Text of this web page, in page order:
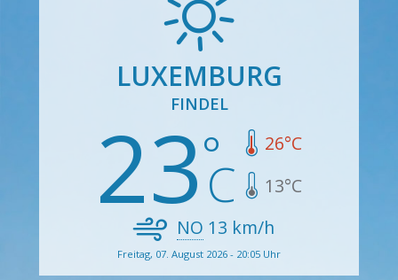
LUXEMBURG
FINDEL
23 26°C
13°C
NO 13 km/h
Freitag, 07. August 2026 - 20:05 Uhr